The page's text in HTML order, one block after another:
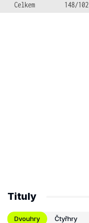
Celkem
148/102
Tituly
Dvouhry Čtyřhry